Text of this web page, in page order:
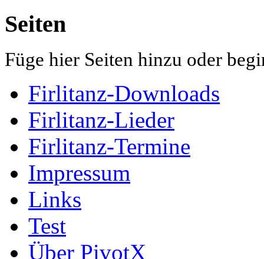
Seiten
Füge hier Seiten hinzu oder
Firlitanz-Downloads
Firlitanz-Lieder
Firlitanz-Termine
Impressum
Links
Test
Über PivotX